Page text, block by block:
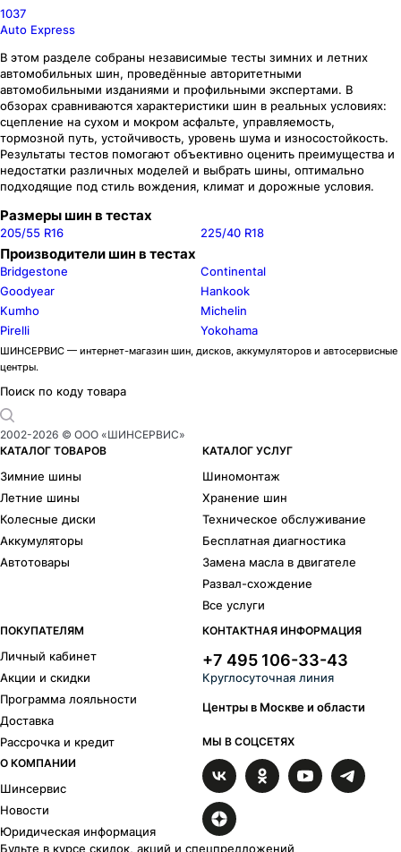
1037
Auto Express
В этом разделе собраны независимые тесты зимних и летних
автомобильных шин, проведённые авторитетными
автомобильными изданиями и профильными экспертами. В
обзорах сравниваются характеристики шин в реальных условиях:
сцепление на сухом и мокром асфальте, управляемость,
тормозной путь, устойчивость, уровень шума и износостойкость.
Результаты тестов помогают объективно оценить преимущества и
недостатки различных моделей и выбрать шины, оптимально
подходящие под стиль вождения, климат и дорожные условия.
Размеры шин в тестах
205/55 R16 225/40 R18
Производители шин в тестах
Bridgestone
Continental
Goodyear
Hankook
Kumho
Michelin
Pirelli
Yokohama
ШИНСЕРВИС — интернет-магазин шин, дисков, аккумуляторов и автосервисные
центры.
Поиск по коду товара
2002-2026 © ООО «ШИНСЕРВИС»
КАТАЛОГ ТОВАРОВ
Зимние шины
Летние шины
Колесные диски
Аккумуляторы
Автотовары
КАТАЛОГ УСЛУГ
Шиномонтаж
Хранение шин
Техническое обслуживание
Бесплатная диагностика
Замена масла в двигателе
Развал-схождение
Все услуги
ПОКУПАТЕЛЯМ
Личный кабинет
Акции и скидки
Программа лояльности
Доставка
Рассрочка и кредит
О КОМПАНИИ
Шинсервис
Новости
Юридическая информация
КОНТАКТНАЯ ИНФОРМАЦИЯ
+7 495 106-33-43
Круглосуточная линия
Центры в Москве и области
МЫ В СОЦСЕТЯХ
Будьте в курсе скидок, акций и спецпредложений